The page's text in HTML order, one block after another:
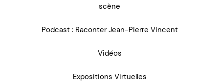
scène
Podcast : Raconter Jean-Pierre Vincent
Vidéos
Expositions Virtuelles